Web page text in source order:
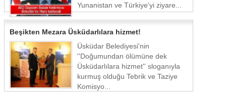
Yunanistan ve Türkiye'yi ziyare...
Beşikten Mezara Üsküdarlılara hizmet!
Üsküdar Belediyesi'nin
''Doğumundan ölümüne dek
Üsküdarlılara hizmet'' sloganıyla
kurmuş olduğu Tebrik ve Taziye
Komisyo...